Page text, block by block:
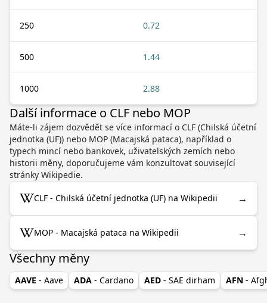
250 0.72
500 1.44
1000 2.88
Další informace o CLF nebo MOP
Máte-li zájem dozvědět se více informací o CLF (Chilská účetní
jednotka (UF)) nebo MOP (Macajská pataca), například o
typech mincí nebo bankovek, uživatelských zemích nebo
historii měny, doporučujeme vám konzultovat související
stránky Wikipedie.
CLF - Chilská účetní jednotka (UF) na Wikipedii →
MOP - Macajská pataca na Wikipedii →
Všechny měny
AAVE - Aave ADA - Cardano AED - SAE dirham AFN -